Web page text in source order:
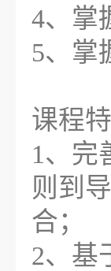
4、掌
5、掌
课程特
1、完
则到
合；
2、基